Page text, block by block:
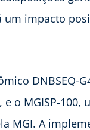
um impacto
DNBSEQ-
o MGISP-
MGI. A